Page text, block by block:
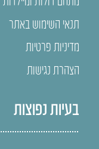
תנאי השימוש באתר
מדיניות פרטיות
הצהרת נגישות
בעיות נפוצות